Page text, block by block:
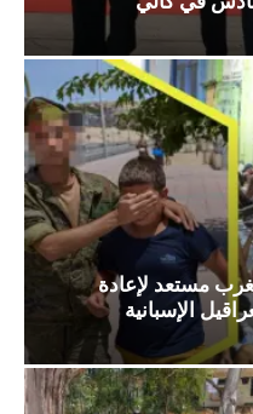
مستعد لإعادة
الإسبانية